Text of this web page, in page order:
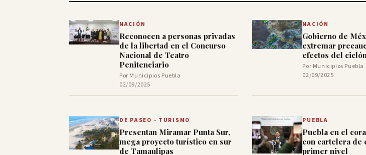
NACIÓN
Reconocen a personas privadas
de la libertad en el Concurso
Nacional de Teatro
Penitenciario
Por Municipios Puebla
02/09/2025
NACIÓN
Gobierno de
extremar
efectos del
Por Municipios Puebla
02/09/2025
DE PASEO - TURISMO
Presentan Miramar Punta Sur,
mega proyecto turístico en sur
de Tamaulipas
PUEBLA
Puebla en el
con cartelera de
primer nivel